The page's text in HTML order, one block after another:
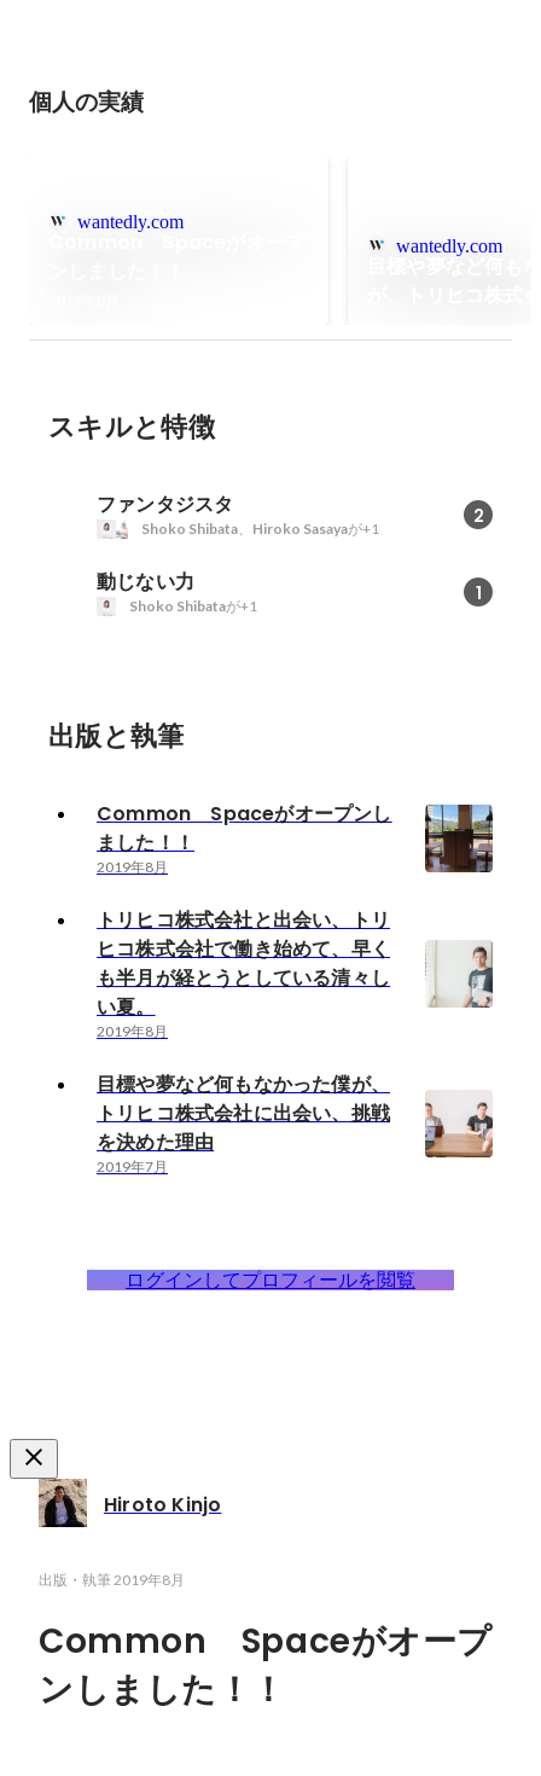
個人の実績
wantedly.com
wantedly.com
スキルと特徴
ファンタジスタ 2
Shoko Shibata、 Hiroko Sasayaが+1
動じない力 1
Shoko Shibataが+1
出版と執筆
Common Spaceがオープンし
ました！！
2019年8月
トリヒコ株式会社と出会い、トリ
ヒコ株式会社で働き始めて、早く
も半月が経とうとしている清々し
い夏。
2019年8月
目標や夢など何もなかった僕が、
トリヒコ株式会社に出会い、挑戦
を決めた理由
2019年7月
ログインしてプロフィールを閲覧
Hiroto Kinjo
出版・執筆2019年8月
Common Spaceがオープ
ンしました！！